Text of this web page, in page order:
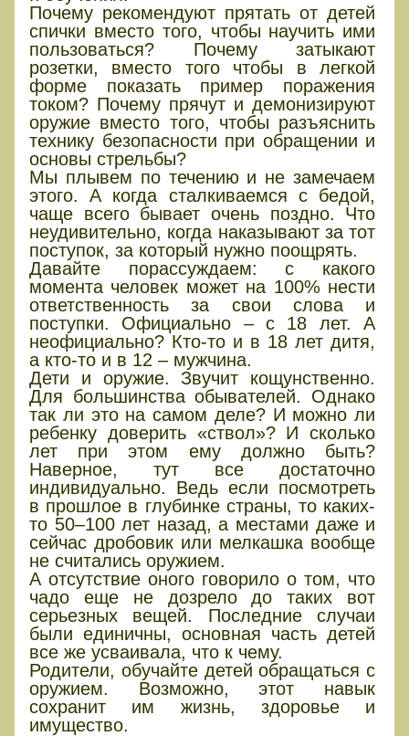
Почему рекомендуют прятать от детей
спички вместо того, чтобы научить ими
пользоваться? Почему затыкают
розетки, вместо того чтобы в легкой
форме показать пример поражения
током? Почему прячут и демонизируют
оружие вместо того, чтобы разъяснить
технику безопасности при обращении и
основы стрельбы?
Мы плывем по течению и не замечаем
этого. А когда сталкиваемся с бедой,
чаще всего бывает очень поздно. Что
неудивительно, когда наказывают за тот
поступок, за который нужно поощрять.
Давайте порассуждаем: с какого
момента человек может на 100% нести
ответственность за свои слова и
поступки. Официально – с 18 лет. А
неофициально? Кто-то и в 18 лет дитя,
а кто-то и в 12 – мужчина.
Дети и оружие. Звучит кощунственно.
Для большинства обывателей. Однако
так ли это на самом деле? И можно ли
ребенку доверить «ствол»? И сколько
лет при этом ему должно быть?
Наверное, тут все достаточно
индивидуально. Ведь если посмотреть
в прошлое в глубинке страны, то каких-
то 50–100 лет назад, а местами даже и
сейчас дробовик или мелкашка вообще
не считались оружием.
А отсутствие оного говорило о том, что
чадо еще не дозрело до таких вот
серьезных вещей. Последние случаи
были единичны, основная часть детей
все же усваивала, что к чему.
Родители, обучайте детей обращаться с
оружием. Возможно, этот навык
сохранит им жизнь, здоровье и
имущество.